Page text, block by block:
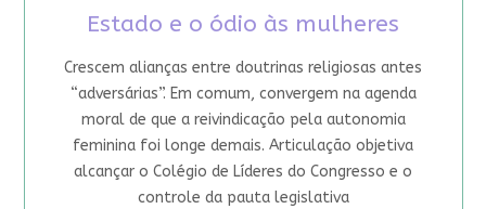
Estado e o ódio às mulheres
Crescem alianças entre doutrinas religiosas antes
“adversárias”. Em comum, convergem na agenda
moral de que a reivindicação pela autonomia
feminina foi longe demais. Articulação objetiva
alcançar o Colégio de Líderes do Congresso e o
controle da pauta legislativa